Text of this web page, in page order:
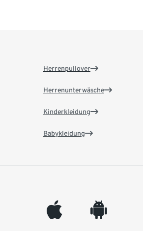
Herrenpullover
Herrenunterwäsche
Kinderkleidung
Babykleidung
appleinc android